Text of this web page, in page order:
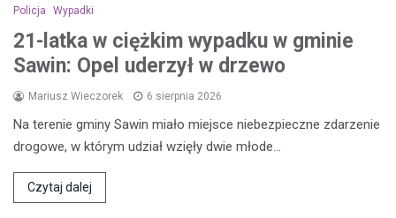
Policja Wypadki
21-latka w ciężkim wypadku w gminie
Sawin: Opel uderzył w drzewo
Mariusz Wieczorek 6 sierpnia 2026
Na terenie gminy Sawin miało miejsce niebezpieczne zdarzenie
drogowe, w którym udział wzięły dwie młode…
Czytaj dalej